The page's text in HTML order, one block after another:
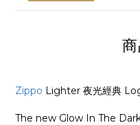
Zippo Lighter 夜光經典
The new Glow In The